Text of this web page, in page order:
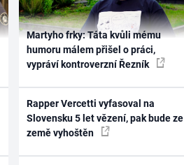
Martyho frky: Táta kvůli mému
humoru málem přišel o práci,
vypráví kontroverzní Řezník
Rapper Vercetti vyfasoval na
Slovensku 5 let vězení, pak bude ze
země vyhoštěn